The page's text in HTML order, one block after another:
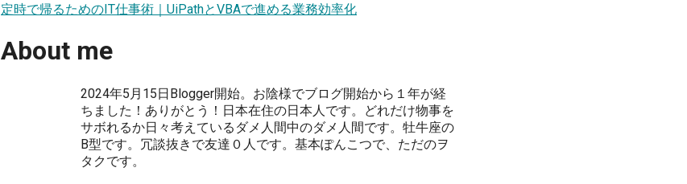
定時で帰るためのIT仕事術｜UiPathとVBAで進める業務効率化
About me
2024年5月15日Blogger開始。お陰様でブログ開始から１年が経
ちました！ありがとう！日本在住の日本人です。どれだけ物事を
サボれるか日々考えているダメ人間中のダメ人間です。牡牛座の
B型です。冗談抜きで友達０人です。基本ぽんこつで、ただのヲ
タクです。